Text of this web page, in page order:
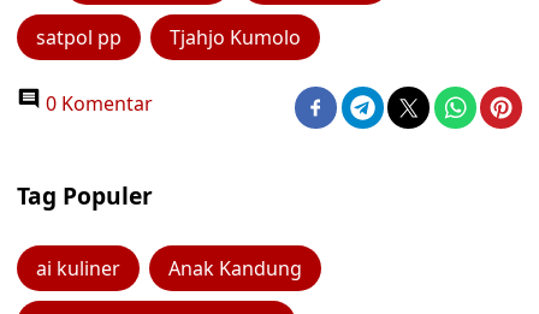
satpol pp Tjahjo Kumolo
0 Komentar
Tag Populer
ai kuliner Anak Kandung